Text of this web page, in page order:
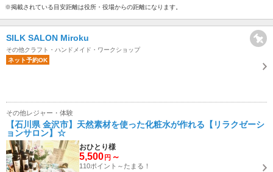
※掲載されている目安距離は役所・役場からの距離になります。
SILK SALON Miroku
その他クラフト・ハンドメイド・ワークショップ
ネット予約OK
その他レジャー・体験
【石川県 金沢市】天然素材を使った化粧水が作れる【リラクゼーシ
ョンサロン】☆
おひとり様
5,500 円 ～
110ポイント～たまる！